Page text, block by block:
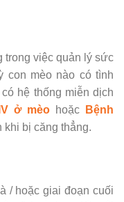
trong việc quản lý sức
con mèo nào có tình
hệ thống miễn dịch
ở mèo hoặc
Bệnh
khi bị căng thẳng.
/ hoặc giai đoạn cuối